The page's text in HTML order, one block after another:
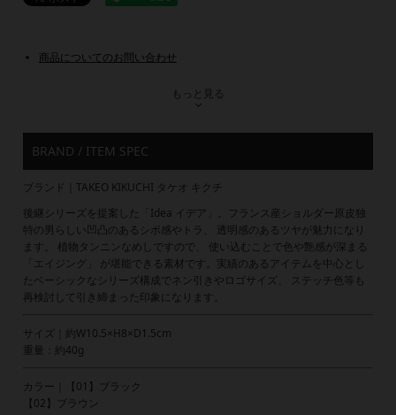
商品についてのお問い合わせ
もっと見る
BRAND / ITEM SPEC
ブランド｜TAKEO KIKUCHI タケオ キクチ
後継シリーズを提案した「Idea イデア」。フランス産ショルダー原皮独
特の男らしい凹凸のあるシボ感やトラ、 透明感のあるツヤが魅力になり
ます。 植物タンニンなめしですので、 使い込むことで色や艶感が深まる
「エイジング」 が堪能できる素材です。実績のあるアイテムを中心とし
たベーシックなシリーズ構成でネン引きやロゴサイズ、 ステッチ色等も
再検討して引き締まった印象になります。
サイズ｜約W10.5×H8×D1.5cm
重量：約40g
カラー｜【01】ブラック
【02】ブラウン